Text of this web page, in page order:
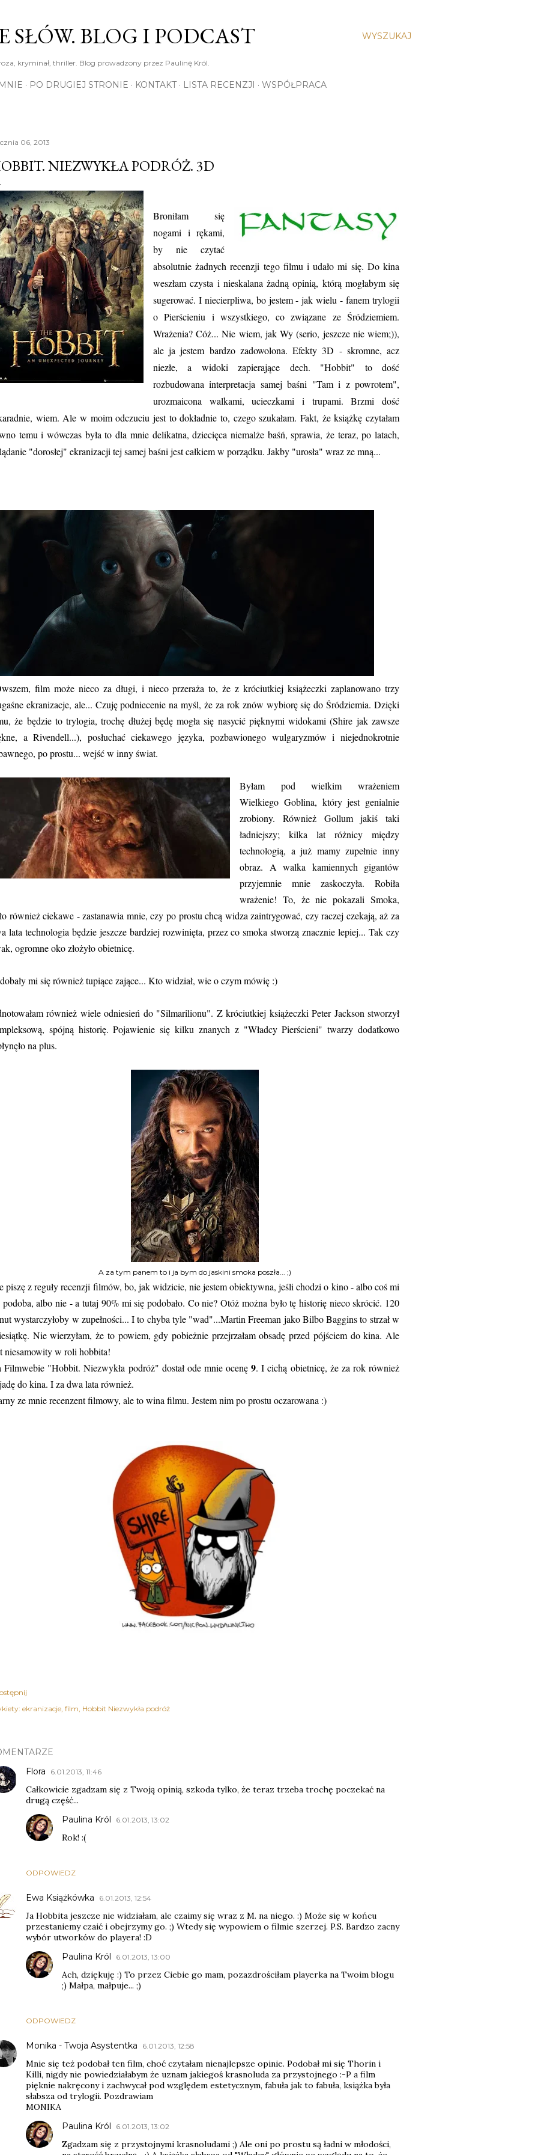
WYSZUKAJ
SŁÓW. BLOG I PODCAST
kryminał, thriller. Blog prowadzony przez Paulinę Król.
PO DRUGIEJ STRONIE KONTAKT LISTA RECENZJI WSPÓŁPRACA
06, 2013
NIEZWYKŁA PODRÓŻ. 3D
Broniłam się
nogami i rękami,
by nie czytać
absolutnie żadnych recenzji tego filmu i udało mi się. Do kina
weszłam czysta i nieskalana żadną opinią, którą mogłabym się
sugerować. I niecierpliwa, bo jestem - jak wielu - fanem trylogii
o Pierścieniu i wszystkiego, co związane ze Śródziemiem.
Wrażenia? Cóż... Nie wiem, jak Wy (serio, jeszcze nie wiem;)),
ale ja jestem bardzo zadowolona. Efekty 3D - skromne, acz
niezłe, a widoki zapierające dech. "Hobbit" to dość
rozbudowana interpretacja samej baśni "Tam i z powrotem",
urozmaicona walkami, ucieczkami i trupami. Brzmi dość
wiem. Ale w moim odczuciu jest to dokładnie to, czego szukałam. Fakt, że książkę czytałam
temu i wówczas była to dla mnie delikatna, dziecięca niemalże baśń, sprawia, że teraz, po latach,
"dorosłej" ekranizacji tej samej baśni jest całkiem w porządku. Jakby "urosła" wraz ze mną...
film może nieco za długi, i nieco przeraża to, że z króciutkiej książeczki zaplanowano trzy
ekranizacje, ale... Czuję podniecenie na myśl, że za rok znów wybiorę się do Śródziemia. Dzięki
że będzie to trylogia, trochę dłużej będę mogła się nasycić pięknymi widokami (Shire jak zawsze
a Rivendell...), posłuchać ciekawego języka, pozbawionego wulgaryzmów i niejednokrotnie
po prostu... wejść w inny świat.
Byłam pod wielkim wrażeniem
Wielkiego Goblina, który jest genialnie
zrobiony. Również Gollum jakiś taki
ładniejszy; kilka lat różnicy między
technologią, a już mamy zupełnie inny
obraz. A walka kamiennych gigantów
przyjemnie mnie zaskoczyła. Robiła
wrażenie! To, że nie pokazali Smoka,
również ciekawe - zastanawia mnie, czy po prostu chcą widza zaintrygować, czy raczej czekają, aż za
lata technologia będzie jeszcze bardziej rozwinięta, przez co smoka stworzą znacznie lepiej... Tak czy
ogromne oko złożyło obietnicę.
mi się również tupiące zające... Kto widział, wie o czym mówię :)
również wiele odniesień do "Silmarilionu". Z króciutkiej książeczki Peter Jackson stworzył
spójną historię. Pojawienie się kilku znanych z "Władcy Pierścieni" twarzy dodatkowo
na plus.
A za tym panem to i ja bym do jaskini smoka poszła... ;)
piszę z reguły recenzji filmów, bo, jak widzicie, nie jestem obiektywna, jeśli chodzi o kino - albo coś mi
podoba, albo nie - a tutaj 90% mi się podobało. Co nie? Otóż można było tę historię nieco skrócić. 120
wystarczyłoby w zupełności... I to chyba tyle "wad"...Martin Freeman jako Bilbo Baggins to strzał w
Nie wierzyłam, że to powiem, gdy pobieżnie przejrzałam obsadę przed pójściem do kina. Ale
niesamowity w roli hobbita!
Filmwebie "Hobbit. Niezwykła podróż" dostał ode mnie ocenę9. I cichą obietnicę, że za rok również
do kina. I za dwa lata również.
ze mnie recenzent filmowy, ale to wina filmu. Jestem nim po prostu oczarowana :)
ekranizacje film Hobbit Niezwykła podróż
Flora
6.01.2013, 11:46
Całkowicie zgadzam się z Twoją opinią, szkoda tylko, że teraz trzeba trochę poczekać na
drugą część...
ODPOWIEDZ
Paulina Król 6.01.2013, 13:02
Rok! :(
Ewa Książkówka 6.01.2013, 12:54
Ja Hobbita jeszcze nie widziałam, ale czaimy się wraz z M. na niego. :) Może się w końcu
przestaniemy czaić i obejrzymy go. ;) Wtedy się wypowiem o filmie szerzej. P.S. Bardzo zacny
wybór utworków do playera! :D
ODPOWIEDZ
Paulina Król 6.01.2013, 13:00
Ach, dziękuję :) To przez Ciebie go mam, pozazdrościłam playerka na Twoim blogu
;) Małpa, małpuje... ;)
Monika - Twoja Asystentka 6.01.2013, 12:58
Mnie się też podobał ten film, choć czytałam nienajlepsze opinie. Podobał mi się Thorin i
Killi, nigdy nie powiedziałabym że uznam jakiegoś krasnoluda za przystojnego :-P a film
pięknie nakręcony i zachwycał pod względem estetycznym, fabuła jak to fabuła, książka była
słabsza od trylogii. Pozdrawiam
MONIKA
Paulina Król
6.01.2013, 13:02
Zgadzam się z przystojnymi krasnoludami ;) Ale oni po prostu są ładni w młodości,